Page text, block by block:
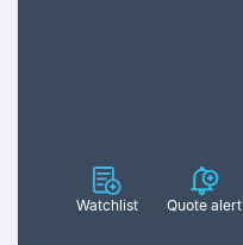
Watchlist Quote alert